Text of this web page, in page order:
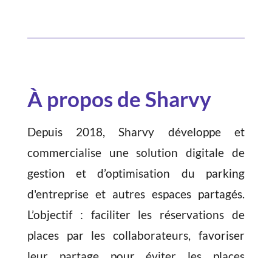
À propos de Sharvy
Depuis 2018, Sharvy
développe et
commercialise une solution digitale de
gestion et d’optimisation du parking
d'entreprise et autres espaces partagés.
L’objectif :
faciliter les réservations de
placespar les collaborateurs, favoriser